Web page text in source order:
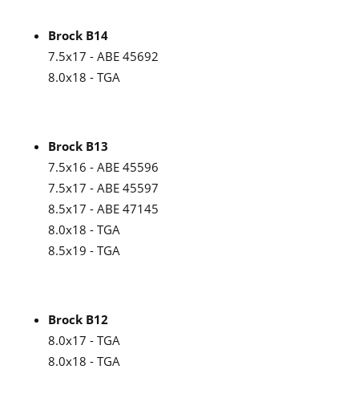
Brock B14
7.5x17 - ABE 45692
8.0x18 - TGA
Brock B13
7.5x16 - ABE 45596
7.5x17 - ABE 45597
8.5x17 - ABE 47145
8.0x18 - TGA
8.5x19 - TGA
Brock B12
8.0x17 - TGA
8.0x18 - TGA